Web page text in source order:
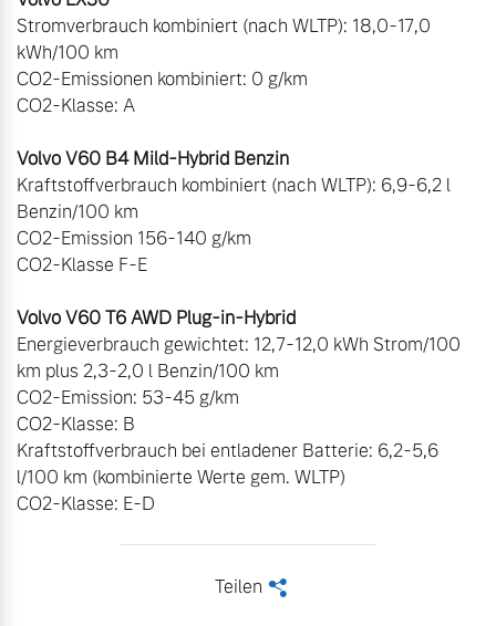
Stromverbrauch kombiniert (nach WLTP): 18,0-17,0
kWh/100 km
CO2-Emissionen kombiniert: 0 g/km
CO2-Klasse: A
Kraftstoffverbrauch kombiniert (nach WLTP): 6,9-6,2 l
Benzin/100 km
CO2-Emission 156-140 g/km
CO2-Klasse F-E
Energieverbrauch gewichtet: 12,7-12,0 kWh Strom/100
km plus 2,3-2,0 l Benzin/100 km
CO2-Emission: 53-45 g/km
CO2-Klasse: B
Kraftstoffverbrauch bei entladener Batterie: 6,2-5,6
l/100 km (kombinierte Werte gem. WLTP)
CO2-Klasse: E-D
Teilen <